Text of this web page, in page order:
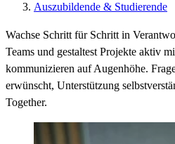
Auszubildende & Studierende
Wachse Schritt für Schritt in
Teams und gestaltest Projekte aktiv
kommunizieren auf Augenhöhe.
erwünscht, Unterstützung
Together.